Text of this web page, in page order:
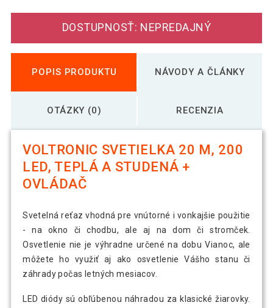
DOSTUPNOSŤ: NEPREDAJNÝ
POPIS PRODUKTU NÁVODY A ČLÁNKY
OTÁZKY (0) RECENZIA
VOLTRONIC SVETIELKA 20 M, 200
LED, TEPLÁ A STUDENÁ +
OVLÁDAČ
Svetelná reťaz vhodná pre vnútorné i vonkajšie použitie
- na okno či chodbu, ale aj na dom či stromček.
Osvetlenie nie je výhradne určené na dobu Vianoc, ale
môžete ho využiť aj ako osvetlenie Vášho stanu či
záhrady počas letných mesiacov.
LED diódy sú obľúbenou náhradou za klasické žiarovky.